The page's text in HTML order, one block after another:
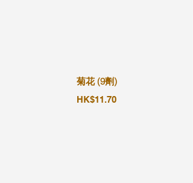
菊花 (9劑)
HK$11.70